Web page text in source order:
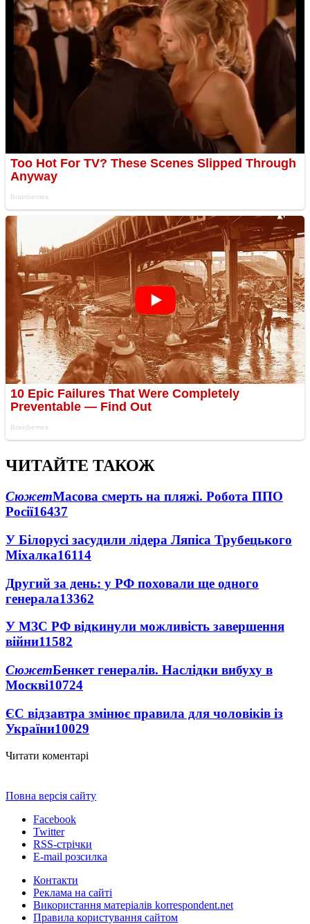
ЧИТАЙТЕ ТАКОЖ
СюжетМасова смерть на пляжі. Робота ППО
Росії16437
У Білорусі засудили лідера Ляпіса Трубецького
Міхалка16114
Другий за день: у РФ поховали ще одного
генерала13362
У МЗС РФ відкинули можливість завершення
війни11582
СюжетБенкет генералів. Наслідки вибуху в
Москві10724
ЄС відзавтра змінює правила для чоловіків із
України10029
Читати коментарі
Повна версія сайту
Facebook
Twitter
RSS-стрічки
E-mail розсилка
Контакти
Реклама на сайті
Використання матеріалів korrespondent.net
Правила користування сайтом